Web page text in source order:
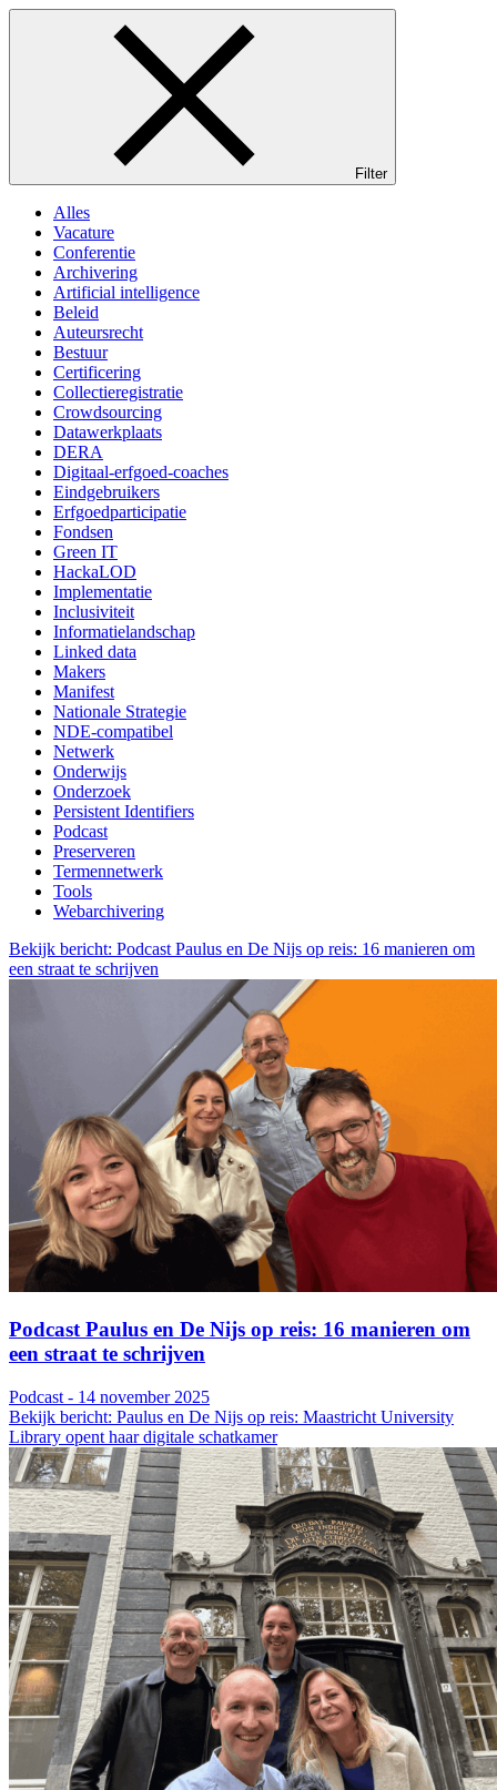
Filter
Alles
Vacature
Conferentie
Archivering
Artificial intelligence
Beleid
Auteursrecht
Bestuur
Certificering
Collectieregistratie
Crowdsourcing
Datawerkplaats
DERA
Digitaal-erfgoed-coaches
Eindgebruikers
Erfgoedparticipatie
Fondsen
Green IT
HackaLOD
Implementatie
Inclusiviteit
Informatielandschap
Linked data
Makers
Manifest
Nationale Strategie
NDE-compatibel
Netwerk
Onderwijs
Onderzoek
Persistent Identifiers
Podcast
Preserveren
Termennetwerk
Tools
Webarchivering
Bekijk bericht: Podcast Paulus en De Nijs op reis: 16 manieren om
een straat te schrijven
Podcast Paulus en De Nijs op reis: 16 manieren om
een straat te schrijven
Podcast - 14 november 2025
Bekijk bericht: Paulus en De Nijs op reis: Maastricht University
Library opent haar digitale schatkamer